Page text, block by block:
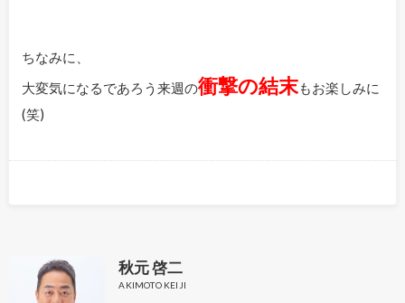
ちなみに、
大変気になるであろう来週の衝撃の結末もお楽しみに
(笑)
秋元 啓二
AKIMOTO KEIJI